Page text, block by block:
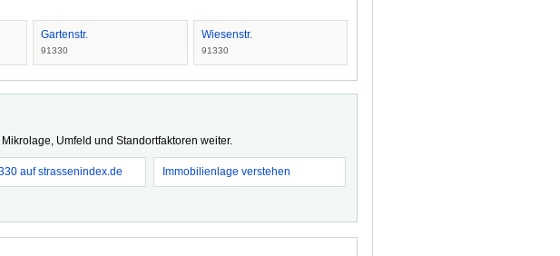
Gartenstr.
91330
Wiesenstr.
91330
Umfeld und Standortfaktoren weiter.
auf strassenindex.de Immobilienlage verstehen